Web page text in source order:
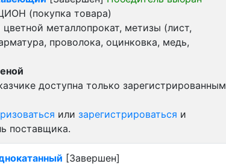
(покупка товара)
металлопрокат, метизы (лист,
проволока, оцинковка, медь,
доступна только зарегистрированным
или зарегистрироваться и
поставщика.
[Завершен]